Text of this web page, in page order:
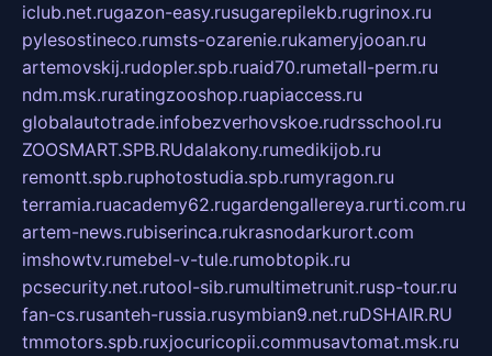
iclub.net.rugazon-easy.rusugarepilekb.rugrinox.ru
pylesostineco.rumsts-ozarenie.rukameryjooan.ru
artemovskij.rudopler.spb.ruaid70.rumetall-perm.ru
ndm.msk.ruratingzooshop.ruapiaccess.ru
globalautotrade.infobezverhovskoe.rudrsschool.ru
ZOOSMART.SPB.RUdalakony.rumedikijob.ru
remontt.spb.ruphotostudia.spb.rumyragon.ru
terramia.ruacademy62.rugardengallereya.rurti.com.ru
artem-news.rubiserinca.rukrasnodarkurort.com
imshowtv.rumebel-v-tule.rumobtopik.ru
pcsecurity.net.rutool-sib.rumultimetrunit.rusp-tour.ru
fan-cs.rusanteh-russia.rusymbian9.net.ruDSHAIR.RU
tmmotors.spb.ruxjocuricopii.commusavtomat.msk.ru